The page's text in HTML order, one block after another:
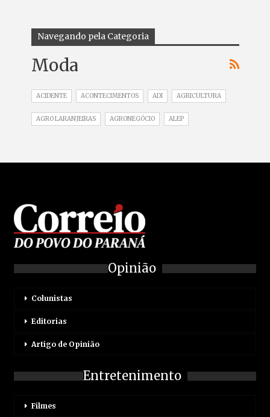
Navegando pela Categoria
Moda
ACIDENTE ACONTECIMENTOS ADI AGRICULTURA
AGRO LARANJEIRAS AGRONEGÓCIO ALEP
Opinião
Colunistas
Editorias
Artigo de Opinião
Entretenimento
Filmes